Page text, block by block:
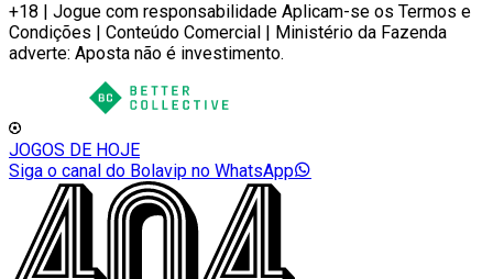
+18 | Jogue com responsabilidade Aplicam-se os Termos e
Condições | Conteúdo Comercial | Ministério da Fazenda
adverte: Aposta não é investimento.
JOGOS DE HOJE
Siga o canal do Bolavip no WhatsApp